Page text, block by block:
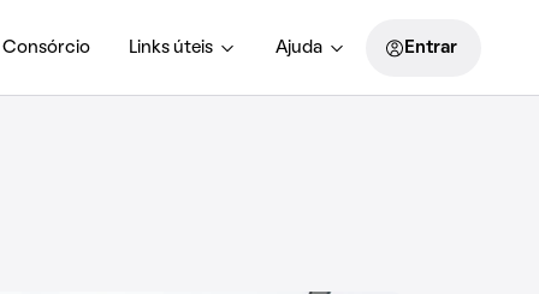
Consórcio Links úteis Ajuda Entrar